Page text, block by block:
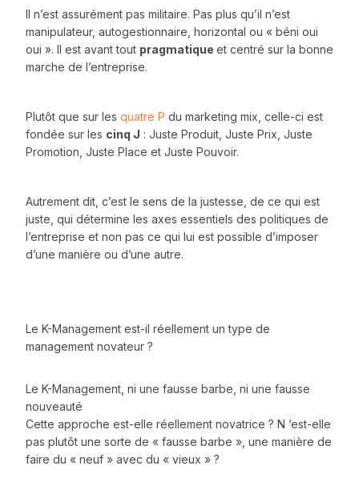
Il n’est assurément pas militaire. Pas plus qu’il n’est
manipulateur, autogestionnaire, horizontal ou « béni oui
oui ». Il est avant tout pragmatique et centré sur la bonne
marche de l’entreprise.
Plutôt que sur les quatre P du marketing mix, celle-ci est
fondée sur les cinq J : Juste Produit, Juste Prix, Juste
Promotion, Juste Place et Juste Pouvoir.
Autrement dit, c’est le sens de la justesse, de ce qui est
juste, qui détermine les axes essentiels des politiques de
l’entreprise et non pas ce qui lui est possible d’imposer
d’une manière ou d’une autre.
Le K-Management est-il réellement un type de
management novateur ?
Le K-Management, ni une fausse barbe, ni une fausse
nouveauté
Cette approche est-elle réellement novatrice ? N ‘est-elle
pas plutôt une sorte de « fausse barbe », une manière de
faire du « neuf » avec du « vieux » ?